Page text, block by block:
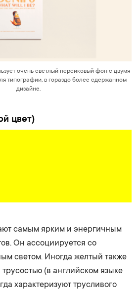
очень светлый персиковый фон с двумя
типографии, в гораздо более сдержанном
дизайне.
цвет)
самым ярким и энергичным
Он ассоциируется со
светом. Иногда желтый также
(в английском языке
характеризуют трусливого